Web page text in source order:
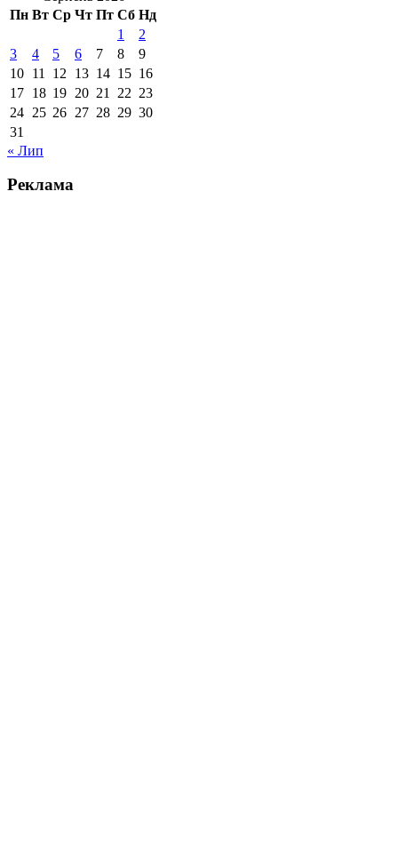
Пн Вт Ср Чт Пт Сб Нд
1
2
3
4 5 6 7 8
9
10 11 12 13 14 15 16
17 18 19 20 21 22 23
24 25 26 27 28 29 30
31
« Лип
Реклама